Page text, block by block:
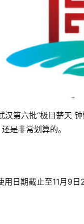
汉第六批“极目楚天
是非常划算的。
用日期截止至11月9